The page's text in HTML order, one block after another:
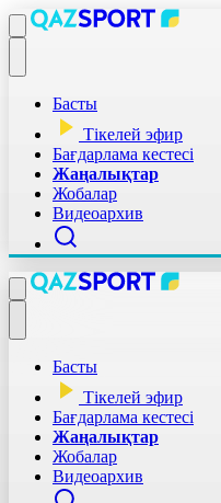
Басты
Тікелей эфир
Бағдарлама кестесі
Жаңалықтар
Жобалар
Видеоархив
Басты
Тікелей эфир
Бағдарлама кестесі
Жаңалықтар
Жобалар
Видеоархив